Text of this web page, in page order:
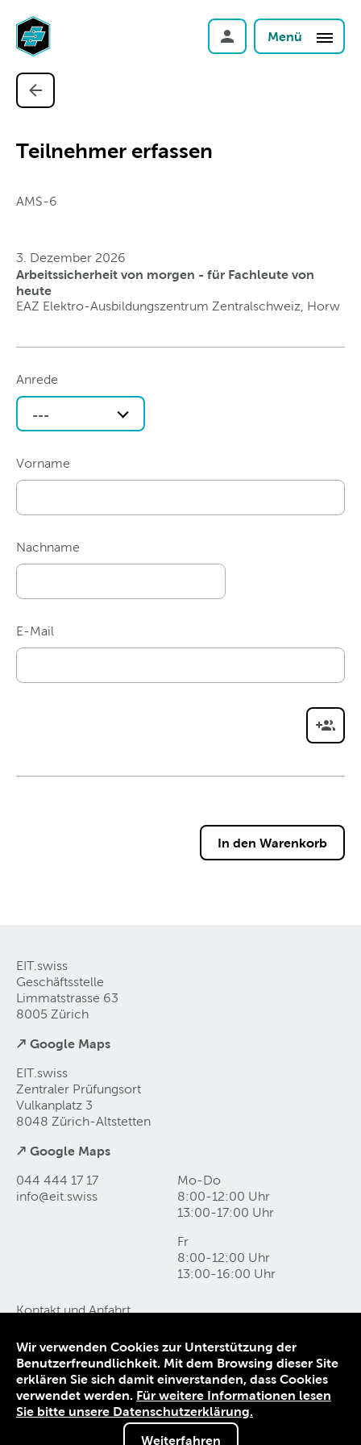
Menü
Teilnehmer erfassen
AMS-6
3. Dezember 2026
Arbeitssicherheit von morgen - für Fachleute von
heute
EAZ Elektro-Ausbildungszentrum Zentralschweiz, Horw
Anrede
---
Vorname
Nachname
E-Mail
EIT.swiss
Geschäftsstelle
Limmatstrasse 63
8005 Zürich
↗ Google Maps
EIT.swiss
Zentraler Prüfungsort
Vulkanplatz 3
8048 Zürich-Altstetten
↗ Google Maps
044 444 17 17
info@eit swiss
Mo-Do
8:00-12:00 Uhr
13:00-17:00 Uhr
Fr
8:00-12:00 Uhr
13:00-16:00 Uhr
Kontakt und Anfahrt
Impressum
AGB
© 1906-2026 EIT.swiss
Wir verwenden Cookies zur Unterstützung der
Benutzerfreundlichkeit. Mit dem Browsing dieser Site
erklären Sie sich damit einverstanden, dass Cookies
verwendet werden. Für weitere Informationen lesen
Sie bitte unsere Datenschutzerklärung.
Weiterfahren